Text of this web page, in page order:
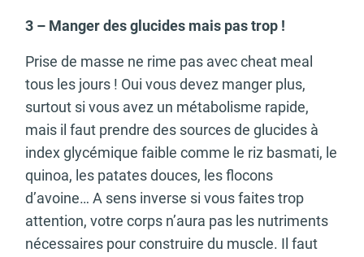
3 – Manger des glucides mais pas trop !
Prise de masse ne rime pas avec cheat meal
tous les jours ! Oui vous devez manger plus,
surtout si vous avez un métabolisme rapide,
mais il faut prendre des sources de glucides à
index glycémique faible comme le riz basmati, le
quinoa, les patates douces, les flocons
d’avoine… A sens inverse si vous faites trop
attention, votre corps n’aura pas les nutriments
nécessaires pour construire du muscle. Il faut